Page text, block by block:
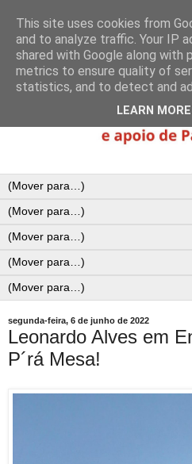
segunda-feira, 6 de junho de 2022
Leonardo Alves em
P´rá Mesa!
This site uses cookies from
and to analyze traffic. Your IP
shared with Google along with
metrics to ensure quality of
statistics, and to detect and
LEARN MORE